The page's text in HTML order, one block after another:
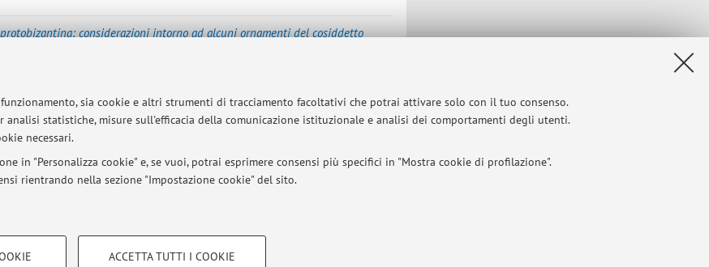
sia cookie e altri strumenti di tracciamento facoltativi che potrai attivare solo con il tuo consenso.
statistiche, misure sull'efficacia della comunicazione istituzionale e analisi dei comportamenti degli utenti.
necessari.
in "Personalizza cookie" e, se vuoi, potrai esprimere consensi più specifici in "Mostra cookie di profilazione".
rientrando nella sezione "Impostazione cookie" del sito.
COOKIE TECNICI - NECESSARI
ACCETTA TUTTI I COOKIE
considerazioni intorno ad alcuni ornamenti del cosiddetto
di libro]
del ruolo dell’Augusta nella documentazione numismatica del primo
2024, 54, pp. 45 - 70 [articolo]